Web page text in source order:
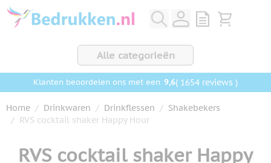
Ga naar de inhoud
View quote,
Bekijk
Alle categorieën
Klanten beoordelen ons met een 9,6( 1654 reviews )
Home / Drinkwaren / Drinkflessen / Shakebekers
/ RVS cocktail shaker Happy Hour
RVS cocktail shaker Happy